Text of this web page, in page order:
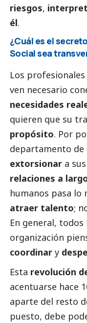
riesgos,
él.
¿Cuál es el
Social sea
Los
ven necesario
necesidades
quieren que su
propósito. Por
departamento de
extorsionar a
relaciones a
humanos pasa lo
atraer talento;
En general,
organización
coordinar y
Esta revolución
acentuarse hace
aparte del resto
puesto, debe